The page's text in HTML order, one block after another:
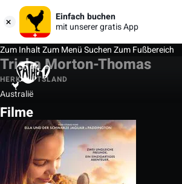
Einfach buchen
mit unserer gratis App
Zum InhaltZum MenüSuchenZum Fußbereich
Trisha Morton-Thomas
HERKUNFTSLAND
Australië
Filme